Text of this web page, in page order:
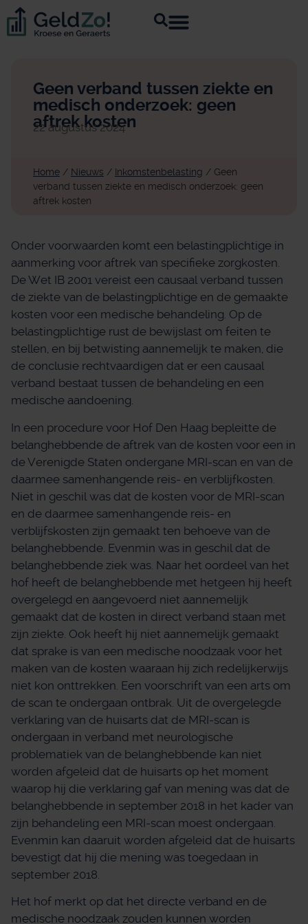
Geen verband tussen ziekte en
medisch onderzoek: geen
aftrek kosten
22 augustus 2024
Home / Nieuws / Inkomstenbelasting / Geen
verband tussen ziekte en medisch onderzoek: geen
aftrek kosten
Onder voorwaarden komt een belastingplichtige in
aanmerking voor aftrek van specifieke zorgkosten.
De Wet IB 2001 vereist een causaal verband tussen
de ziekte van de belastingplichtige en de gemaakte
kosten voor een medische behandeling. Op de
belastingplichtige rust de bewijslast om feiten te
stellen, en bij betwisting aannemelijk te maken, die
de conclusie rechtvaardigen dat er een causaal
verband bestaat tussen de behandeling en een
medische aandoening.
In een procedure voor Hof Den Haag bepleitte de
belanghebbende de aftrek van de kosten voor een in
de Verenigde Staten ondergane MRI-scan en van de
daarmee samenhangende reis- en verblijfkosten.
Niet in geschil was dat de kosten voor de MRI-scan
en de daarmee samenhangende reis- en
verblijfskosten zijn gemaakt ten behoeve van de
belanghebbende. Evenmin was in geschil dat de
belanghebbende ziek was. Naar het oordeel van het
hof heeft de belanghebbende met hetgeen hij heeft
overgelegd en aangevoerd niet aannemelijk
gemaakt dat de kosten in direct verband staan met
zijn ziekte. Ook heeft hij niet aannemelijk gemaakt
dat sprake is van een medische noodzaak voor het
maken van de kosten waaraan hij zich redelijkerwijs
niet kon onttrekken. Een voorschrift van een arts om
de scan te ondergaan ontbrak. Uit de overgelegde
verklaring van de huisarts dat de MRI-scan is
ondergaan in verband met neurologische
problematiek van de belanghebbende kan niet
worden afgeleid dat de huisarts op het moment
waarop hij die verklaring gaf van mening was dat de
belanghebbende in september 2018 in het kader van
zijn behandeling een MRI-scan moest ondergaan.
Evenmin kan daaruit worden afgeleid dat de huisarts
bevestigt dat hij die mening was toegedaan in
september 2018.
Het hof merkt op dat het directe verband en de
medische noodzaak zouden kunnen worden